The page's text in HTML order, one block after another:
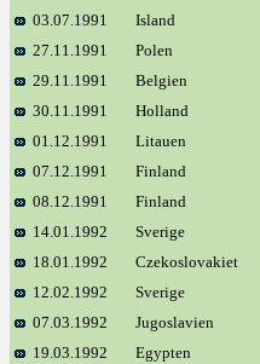
03.07.1991
Island
27.11.1991
Polen
29.11.1991
Belgien
30.11.1991
Holland
01.12.1991
Litauen
07.12.1991
Finland
08.12.1991
Finland
14.01.1992
Sverige
18.01.1992
Czekoslovakiet
12.02.1992
Sverige
07.03.1992
Jugoslavien
19.03.1992
Egypten